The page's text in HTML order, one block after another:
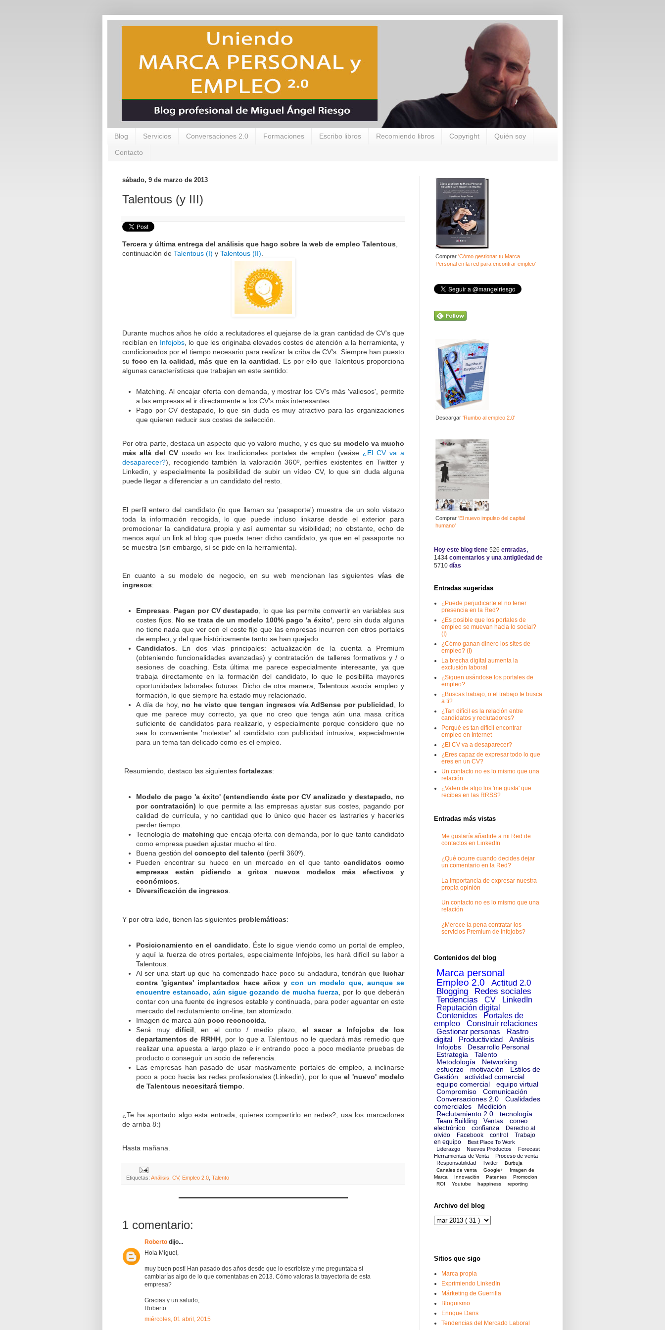
Blog Servicios Conversaciones 2.0 Formaciones Escribo libros Recomiendo libros Copyright Quién soy
Contacto
sábado, 9 de marzo de 2013
Talentous (y III)
Tercera y última entrega del análisis que hago sobre la web de empleo Talentous
continuación de Talentous (I) y Talentous (II)
Durante muchos años he oído a reclutadores el quejarse de la gran cantidad de CV's que
recibían en Infojobs, lo que les originaba elevados costes de atención a la herramienta, y
condicionados por el tiempo necesario para realizar la criba de CV's. Siempre han puesto
su foco en la calidad, más que en la cantidad . Es por ello que Talentous proporciona
algunas características que trabajan en este sentido:
Matching. Al encajar oferta con demanda, y mostrar los CV's más 'valiosos', permite
a las empresas el ir directamente a los CV's más interesantes.
Pago por CV destapado, lo que sin duda es muy atractivo para las organizaciones
que quieren reducir sus costes de selección.
Por otra parte, destaca un aspecto que yo valoro mucho, y es quesu modelo va mucho
más allá del CV usado en los tradicionales portales de empleo (veáse ¿El CV va a
desaparecer?), recogiendo también la valoración 360º, perfiles existentes en Twitter y
Linkedin, y especialmente la posibilidad de subir un vídeo CV, lo que sin duda alguna
puede llegar a diferenciar a un candidato del resto.
El perfil entero del candidato (lo que llaman su 'pasaporte') muestra de un solo vistazo
toda la información recogida, lo que puede incluso linkarse desde el exterior para
promocionar la candidatura propia y así aumentar su visibilidad; no obstante, echo de
menos aquí un link al blog que pueda tener dicho candidato, ya que en el pasaporte no
se muestra (sin embargo, sí se pide en la herramienta).
En cuanto a su modelo de negocio, en su web mencionan las siguientes vías de
ingresos:
Empresas. Pagan por CV destapado, lo que las permite convertir en variables sus
costes fijos. No se trata de un modelo 100% pago 'a éxito', pero sin duda alguna
no tiene nada que ver con el coste fijo que las empresas incurren con otros portales
de empleo, y del que históricamente tanto se han quejado.
Candidatos. En dos vías principales: actualización de la cuenta a Premium
(obteniendo funcionalidades avanzadas) y contratación de talleres formativos y / o
sesiones de coaching. Esta última me parece especialmente interesante, ya que
trabaja directamente en la formación del candidato, lo que le posibilita mayores
oportunidades laborales futuras. Dicho de otra manera, Talentous asocia empleo y
formación, lo que siempre ha estado muy relacionado.
A día de hoy, no he visto que tengan ingresos vía AdSense por publicidad, lo
que me parece muy correcto, ya que no creo que tenga aún una masa crítica
suficiente de candidatos para realizarlo, y especialmente porque considero que no
sea lo conveniente 'molestar' al candidato con publicidad intrusiva, especialmente
para un tema tan delicado como es el empleo.
Resumiendo, destaco las siguientes fortalezas:
Modelo de pago 'a éxito' (entendiendo éste por CV analizado y destapado, no
por contratación) lo que permite a las empresas ajustar sus costes, pagando por
calidad de currícula, y no cantidad que lo único que hacer es lastrarles y hacerles
perder tiempo.
Tecnología de matching que encaja oferta con demanda, por lo que tanto candidato
como empresa pueden ajustar mucho el tiro.
Buena gestión del concepto del talento (perfil 360º).
Pueden encontrar su hueco en un mercado en el que tantocandidatos como
empresas están pidiendo a gritos nuevos modelos más efectivos y
económicos.
Diversificación de ingresos.
Y por otra lado, tienen las siguientes problemáticas:
Posicionamiento en el candidato. Éste lo sigue viendo como un portal de empleo,
y aquí la fuerza de otros portales, especialmente Infojobs, les hará difícil su labor a
Talentous.
Al ser una start-up que ha comenzado hace poco su andadura, tendrán que luchar
contra 'gigantes' implantados hace años ycon un modelo que, aunque se
encuentre estancado, aún sigue gozando de mucha fuerza, por lo que deberán
contar con una fuente de ingresos estable y continuada, para poder aguantar en este
mercado del reclutamiento on-line, tan atomizado.
Imagen de marca aún poco reconocida.
Será muy difícil, en el corto / medio plazo,el sacar a Infojobs de los
departamentos de RRHH, por lo que a Talentous no le quedará más remedio que
realizar una apuesta a largo plazo e ir entrando poco a poco mediante pruebas de
producto o conseguir un socio de referencia.
Las empresas han pasado de usar masivamente portales de empleo, a inclinarse
poco a poco hacia las redes profesionales (Linkedin), por lo queel 'nuevo' modelo
de Talentous necesitará tiempo.
¿Te ha aportado algo esta entrada, quieres compartirlo en redes?, usa los marcadores
de arriba 8:)
Hasta mañana.
Etiquetas: Análisis CV, Empleo 2.0 Talento
1 comentario:
Roberto dijo...
Hola Miguel,
muy buen post! Han pasado dos años desde que lo escribiste y me preguntaba si
cambiarías algo de lo que comentabas en 2013. Cómo valoras la trayectoria de esta
empresa?
Gracias y un saludo,
Roberto
miércoles, 01 abril, 2015
Comprar 'Cómo gestionar tu Marca
Personal en la red para encontrar empleo'
Descargar 'Rumbo al empleo 2.0'
Comprar 'El nuevo impulso del capital
humano'
Hoy este blog tiene 526 entradas,
1434 comentarios y una antigüedad de
5710 días
Entradas sugeridas
¿Puede perjudicarte el no tener
presencia en la Red?
¿Es posible que los portales de
empleo se muevan hacia lo social?
(I)
¿Cómo ganan dinero los sites de
empleo? (I)
La brecha digital aumenta la
exclusión laboral
¿Siguen usándose los portales de
empleo?
¿Buscas trabajo, o el trabajo te busca
a ti?
¿Tan difícil es la relación entre
candidatos y reclutadores?
Porqué es tan difícil encontrar
empleo en Internet
¿El CV va a desaparecer?
¿Eres capaz de expresar todo lo que
eres en un CV?
Un contacto no es lo mismo que una
relación
¿Valen de algo los 'me gusta' que
recibes en las RRSS?
Entradas más vistas
Me gustaría añadirte a mi Red de
contactos en LinkedIn
¿Qué ocurre cuando decides dejar
un comentario en la Red?
La importancia de expresar nuestra
propia opinión
Un contacto no es lo mismo que una
relación
¿Merece la pena contratar los
servicios Premium de Infojobs?
Contenidos del blog
Marca personal
Empleo 2.0
Actitud 2.0
Blogging
Redes sociales
Tendencias
CV
LinkedIn
Reputación digital
Contenidos
Portales de
empleo
Construir relaciones
Gestionar personas
Rastro
digital
Productividad Análisis
Infojobs
Desarrollo Personal
Estrategia
Talento
Metodología
Networking
esfuerzo
motivación
Estilos de
Gestión
actividad comercial
equipo comercial
equipo virtual
Compromiso
Comunicación
Conversaciones 2.0
Cualidades
comerciales
Medición
Reclutamiento 2.0
tecnología
Team Building Ventas
correo
electrónico
confianza
Derecho al
olvido
Facebook control
Trabajo
en equipo
Best Place To Work
Liderazgo
Nuevos Productos
Forecast
Herramientas de Venta
Proceso de venta
Responsabilidad
Twitter
Burbuja
Canales de venta
Google+
Imagen de
Marca
Innovación Patentes
Promocion
ROI
Youtube happiness reporting
Archivo del blog
Sitios que sigo
Marca propia
Exprimiendo LinkedIn
Márketing de Guerrilla
Bloguismo
Enrique Dans
Tendencias del Mercado Laboral